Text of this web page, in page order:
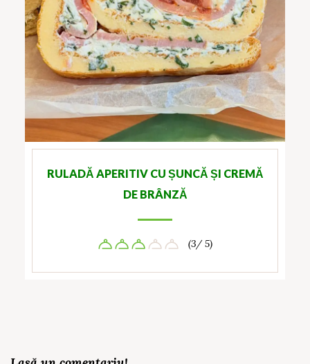
RULADĂ APERITIV CU ȘUNCĂ ȘI CREMĂ
DE BRÂNZĂ
(3/ 5)